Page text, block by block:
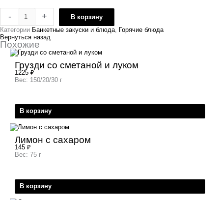
- +
В корзину
Категории Банкетные закуски и блюда, Горячие блюда
Вернуться назад
Похожие
Грузди со сметаной и луком
1225 ₽
Вес: 150/20/30 г
В корзину
Лимон с сахаром
145 ₽
Вес: 75 г
В корзину